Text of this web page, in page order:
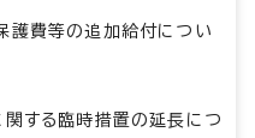
護費等の追加給付につい
関する臨時措置の延長につ